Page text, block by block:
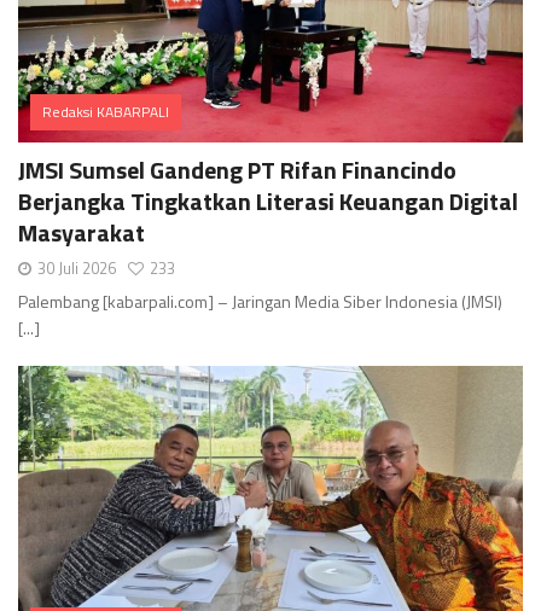
Redaksi KABARPALI
Comments
JMSI Sumsel Gandeng PT Rifan Financindo
Berjangka Tingkatkan Literasi Keuangan Digital
Masyarakat
30 Juli 2026 233
Palembang [kabarpali.com] – Jaringan Media Siber Indonesia (JMSI)
[...]